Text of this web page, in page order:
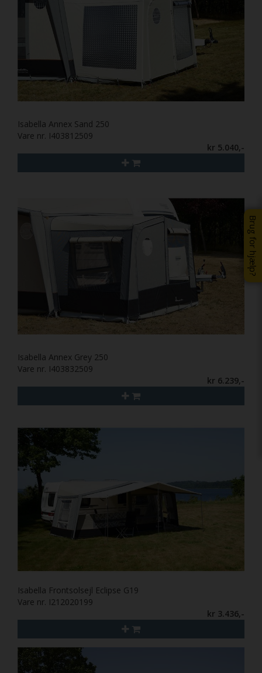
Brug for hjælp?
Isabella Annex Sand 250
Vare nr. I403812509
kr 5.040,-
Isabella Annex Grey 250
Vare nr. I403832509
kr 6.239,-
Isabella Frontsolsejl Eclipse G19
Vare nr. I212020199
kr 3.436,-